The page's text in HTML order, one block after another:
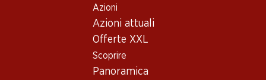
Azioni
Azioni attuali
Offerte XXL
Scoprire
Panoramica
Assortimento vini
Merlot, Ticino
Ticino